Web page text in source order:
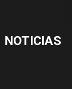
NOTICIAS